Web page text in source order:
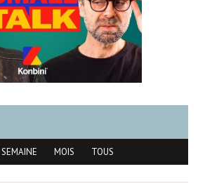
SEMAINE MOIS TOUS